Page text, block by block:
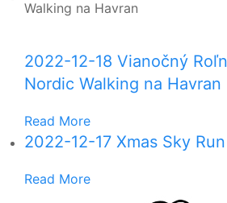
2022-12-18 Vianočný
Nordic Walking na Havran
Read More
2022-12-17 Xmas Sky
Read More